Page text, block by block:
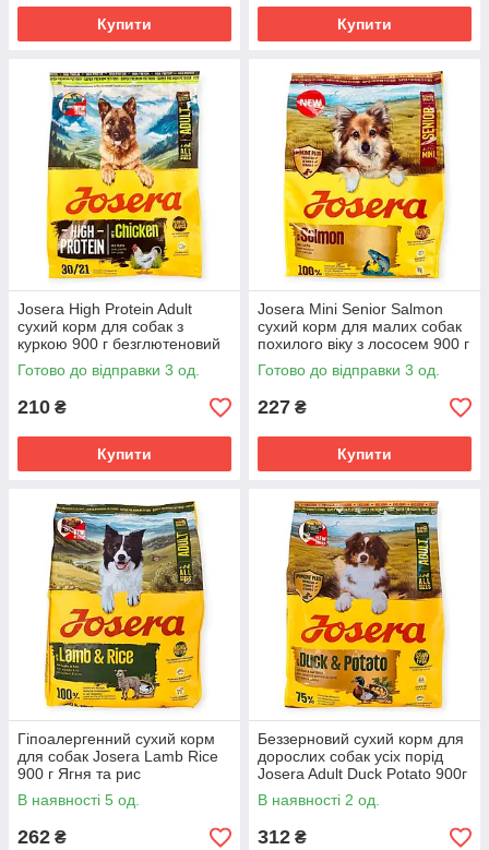
Купити Купити
Josera High Protein Adult
сухий корм для собак з
куркою 900 г безглютеновий
для активних робочих та
спортивних порід
Готово до відправки 3 од.
210 ₴
Купити
Josera Mini Senior Salmon
сухий корм для малих собак
похилого віку з лососем 900 г
беззерновий
монопротеїновий
Готово до відправки 3 од.
227 ₴
Купити
Гіпоалергенний сухий корм
для собак Josera Lamb Rice
900 г Ягня та рис
монопротеїновий раціон для
собак із чутливим
травленням
В наявності 5 од.
262 ₴
Беззерновий сухий корм для
дорослих собак усіх порід
Josera Adult Duck Potato 900г
гіпоалергенний раціон з
качкою
В наявності 2 од.
312 ₴